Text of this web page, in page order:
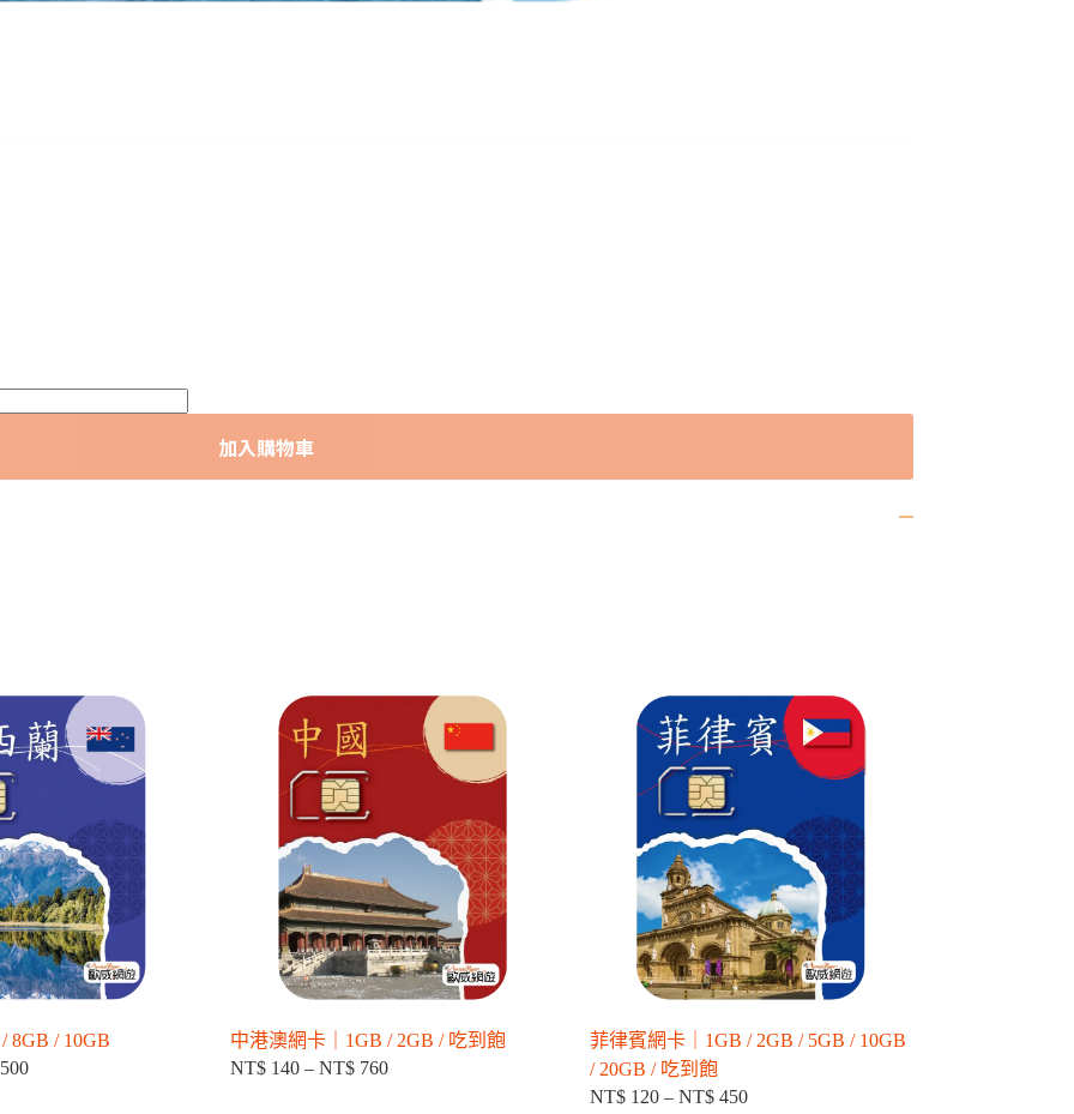
加入購物車
8GB / 10GB
價
中港澳網卡｜1GB / 2GB / 吃到飽
NT$140 – NT$760價
菲律賓網卡｜1GB / 2GB / 5GB / 10GB
/ 20GB / 吃到飽
NT$120 – NT$450價